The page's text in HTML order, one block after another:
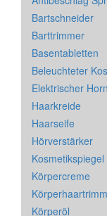
Bartschneider
Barttrimmer
Basentabletten
Beleuchteter
Elektrischer
Haarkreide
Haarseife
Hörverstärker
Kosmetikspiegel
Körpercreme
Körperöl